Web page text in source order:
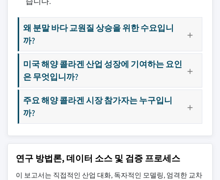
왜 분말 바다 교원질 상승을 위한 수요입니
까?
미국 해양 콜라겐 산업 성장에 기여하는 요인
은 무엇입니까?
주요 해양 콜라겐 시장 참가자는 누구입니
까?
연구 방법론, 데이터 소스 및 검증 프로세스
이 보고서는 직접적인 산업 대화, 독자적인 모델링, 엄격한 교차